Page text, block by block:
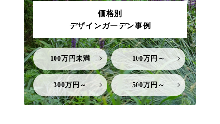
価格別
デザインガーデン事例
100万円未満 100万円～
300万円～ 500万円～